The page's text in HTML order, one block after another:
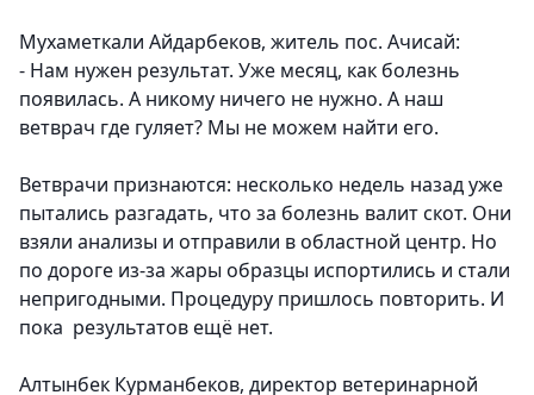
Мухаметкали Айдарбеков, житель пос. Ачисай:
- Нам нужен результат. Уже месяц, как болезнь
появилась. А никому ничего не нужно. А наш
ветврач где гуляет? Мы не можем найти его.
Ветврачи признаются: несколько недель назад уже
пытались разгадать, что за болезнь валит скот. Они
взяли анализы и отправили в областной центр. Но
по дороге из-за жары образцы испортились и стали
непригодными. Процедуру пришлось повторить. И
пока результатов ещё нет.
Алтынбек Курманбеков, директор ветеринарной